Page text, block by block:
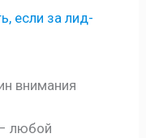
если за лид-
внимания
любой